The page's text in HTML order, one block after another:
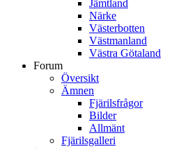
Jämtland
Närke
Västerbotten
Västmanland
Västra Götaland
Forum
Översikt
Ämnen
Fjärilsfrågor
Bilder
Allmänt
Fjärilsgalleri